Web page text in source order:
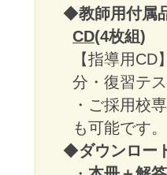
◆教師用付
CD(4枚組)
【指導用
分・復習テ
・ご採用校
も可能です。
◆ダウンロー